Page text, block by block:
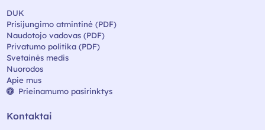
DUK
Prisijungimo atmintinė (PDF)
Naudotojo vadovas (PDF)
Privatumo politika (PDF)
Svetainės medis
Nuorodos
Apie mus
Prieinamumo pasirinktys
Kontaktai